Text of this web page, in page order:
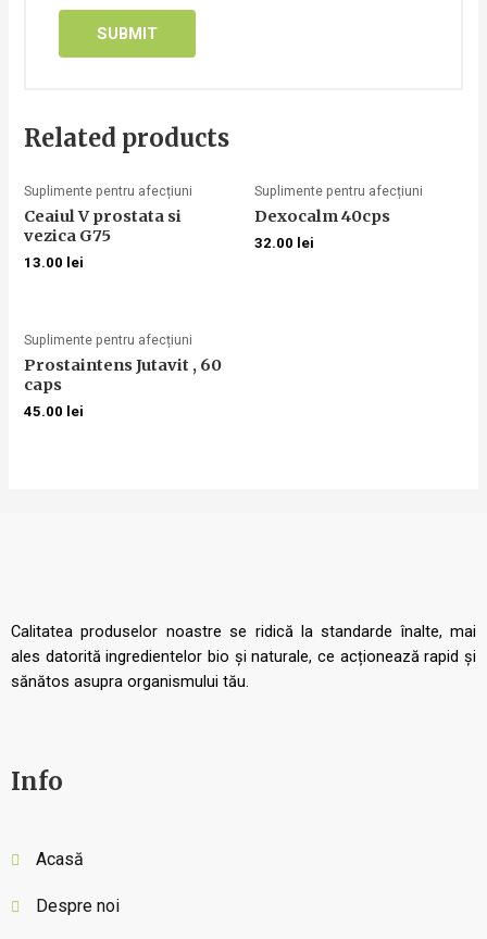
Related products
Suplimente pentru afecțiuni
Ceaiul V prostata si
vezica G75
13.00 lei
Suplimente pentru afecțiuni
Dexocalm 40cps
32.00 lei
Suplimente pentru afecțiuni
Prostaintens Jutavit , 60
caps
45.00 lei
Calitatea produselor noastre se ridică la standarde înalte, mai
ales datorită ingredientelor bio și naturale, ce acționează rapid și
sănătos asupra organismului tău.
Info
Acasă
Despre noi